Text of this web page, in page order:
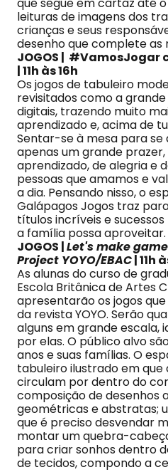
leituras de imagens dos
crianças e seus
desenho que complete as
JOGOS | #VamosJogar
| 11h às 16h
Os jogos de tabuleiro
revisitados como a
digitais, trazendo muito
aprendizado e, acima de
Sentar-se à mesa para se
apenas um grande
aprendizado, de alegria e
pessoas que amamos e
a dia. Pensando nisso, o
Galápagos Jogos traz
títulos incríveis e
a família possa aproveitar.
JOGOS |Let's make
Project YOYO/EBAC| 11h
As alunas do curso de
Escola Britânica de Artes
apresentarão os jogos
da revista YOYO. Serão
alguns em grande escala,
por elas. O público alvo
anos e suas famílias. O
tabuleiro ilustrado em
circulam por dentro do
composição de desenhos
geométricas e abstratas;
que é preciso desvendar
montar um quebra-
para criar sonhos dentro
de tecidos, compondo a